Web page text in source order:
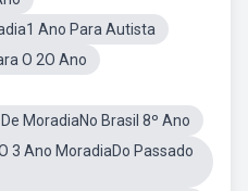
Ano Para Autista
O 2O Ano
MoradiaNo Brasil 8º Ano
3 Ano MoradiaDo Passado